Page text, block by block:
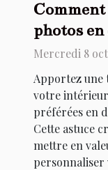
photos
Mercredi 8
Apportez une
votre
préférées en
Cette astuce
mettre en
personnaliser